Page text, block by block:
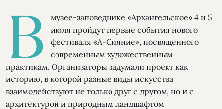
В
музее-заповеднике «Архангельское» 4 и 5
июля пройдут первые события нового
фестиваля «А-Сияние», посвященного
современным художественным
практикам. Организаторы задумали проект как
историю, в которой разные виды искусства
взаимодействуют не только друг с другом, но и с
архитектурой и природным ландшафтом